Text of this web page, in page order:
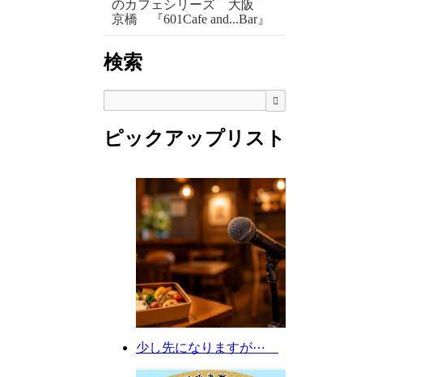
のカフェシリーズ 大阪
京橋 『601Cafe and...Bar』
検索
ピックアップリスト
少し先になりますが⋯